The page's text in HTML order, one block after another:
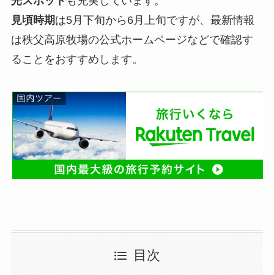
見頃時期は5月下旬から6月上旬ですが、最新情報
は秩父高原牧場の公式ホームページなどで確認す
ることをおすすめします。
目次